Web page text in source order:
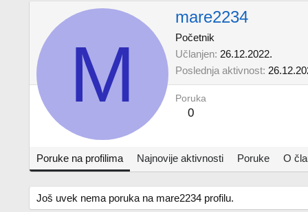
M
mare2234
Početnik
Učlanjen 26.12.2022.
Poslednja aktivnost
Poruka
0
Poruke na profilima Najnovije aktivnosti Poruke O
Još uvek nema poruka na mare2234 profilu.